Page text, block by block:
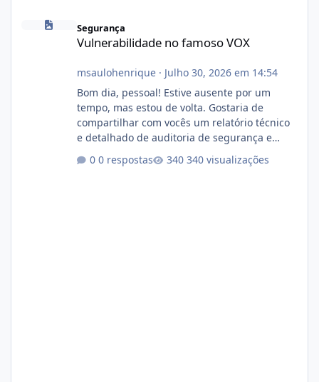
Vulnerabilidade no famoso VOX
Segurança
Vulnerabilidade no famoso VOX
msaulohenrique· Julho 30, 2026 em 14:54
Bom dia, pessoal! Estive ausente por um
tempo, mas estou de volta. Gostaria de
compartilhar com vocês um relatório técnico
e detalhado de auditoria de segurança e
conformidade referente ao VOXPANEL (versão
atualmente em circulação e comercialização
0 respostas 340 visualizações